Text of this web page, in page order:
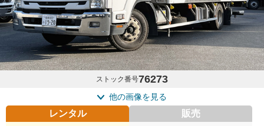
ストック番号76273
他の画像を見る
レンタル 販売